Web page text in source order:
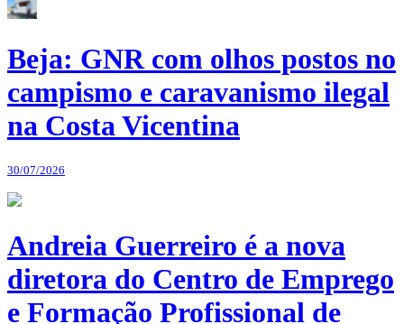
Beja: GNR com olhos postos no
campismo e caravanismo ilegal
na Costa Vicentina
30/07/2026
Andreia Guerreiro é a nova
diretora do Centro de Emprego
e Formação Profissional de